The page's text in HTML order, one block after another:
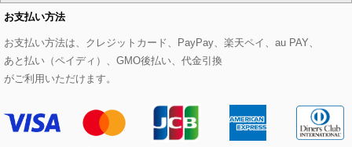
eur3
Maison de CINQ
MK MICHEL KLEIN BAG
その他のトップス
セットアップスカート
セットアップワンピース
モッズコート
ステンカラーコート
ライダースジャケット
帽子
ヘアアクセサリー
ハンカチ・バンダナ
ブレスレット・バングル
ブローチ・コサージュ
ショルダーバッグ
ボストンバッグ
バックパック・リュック
パンプス
スニーカー
フラットシューズ
すべてのアートフラワー
ローズ
カサブランカ・カラー
お支払い方法
お支払い方法は、クレジットカード、PayPay、楽天ペイ、au PAY、
あと払い（ペイディ）、GMO後払い、代金引換
がご利用いただけます。